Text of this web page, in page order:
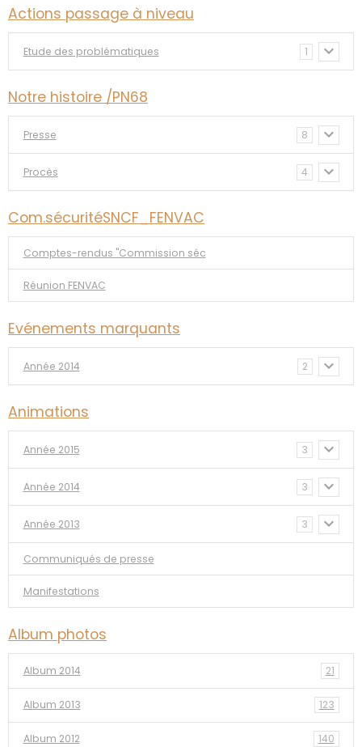
Actions passage à niveau
Etude des problématiques 1
Notre histoire /PN68
Presse 8
Procès 4
Com.sécuritéSNCF_FENVAC
Comptes-rendus "Commission séc
Réunion FENVAC
Evénements marquants
Année 2014 2
Animations
Année 2015 3
Année 2014 3
Année 2013 3
Communiqués de presse
Manifestations
Album photos
Album 2014 21
Album 2013 123
Album 2012 140